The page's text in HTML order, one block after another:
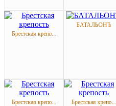
Брестская крепо...
БАТАЛЬОНЪ
Брестская крепо... Брестская крепо...